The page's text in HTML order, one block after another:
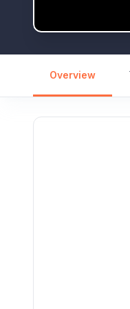
Overview